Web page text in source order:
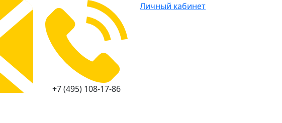
+7 (495) 108-17-86
Личный кабинет